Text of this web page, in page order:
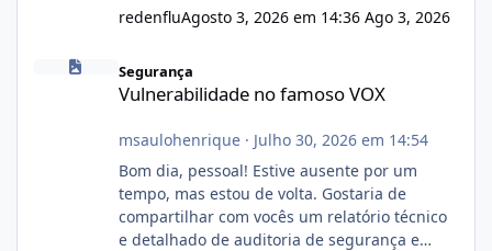
redenfluAgosto 3, 2026 em 14:36 Ago 3, 2026
Segurança
Vulnerabilidade no famoso VOX
msaulohenrique· Julho 30, 2026 em 14:54
Bom dia, pessoal! Estive ausente por um
tempo, mas estou de volta. Gostaria de
compartilhar com vocês um relatório técnico
e detalhado de auditoria de segurança e